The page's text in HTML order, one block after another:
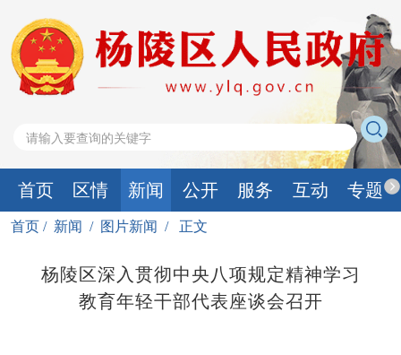
首页 区情 新闻 公开 服务 互动 专题
首页 / 新闻 / 图片新闻 / 正文
杨陵区深入贯彻中央八项规定精神学习
教育年轻干部代表座谈会召开